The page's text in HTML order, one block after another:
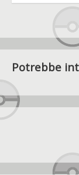
Potrebbe